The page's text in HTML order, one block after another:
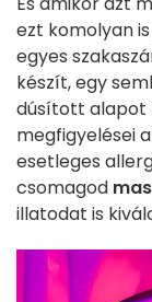
ezt komolyan
egyes
készít, egy
dúsított alapot
megfigyelései
esetleges
csomagod
illatodat is